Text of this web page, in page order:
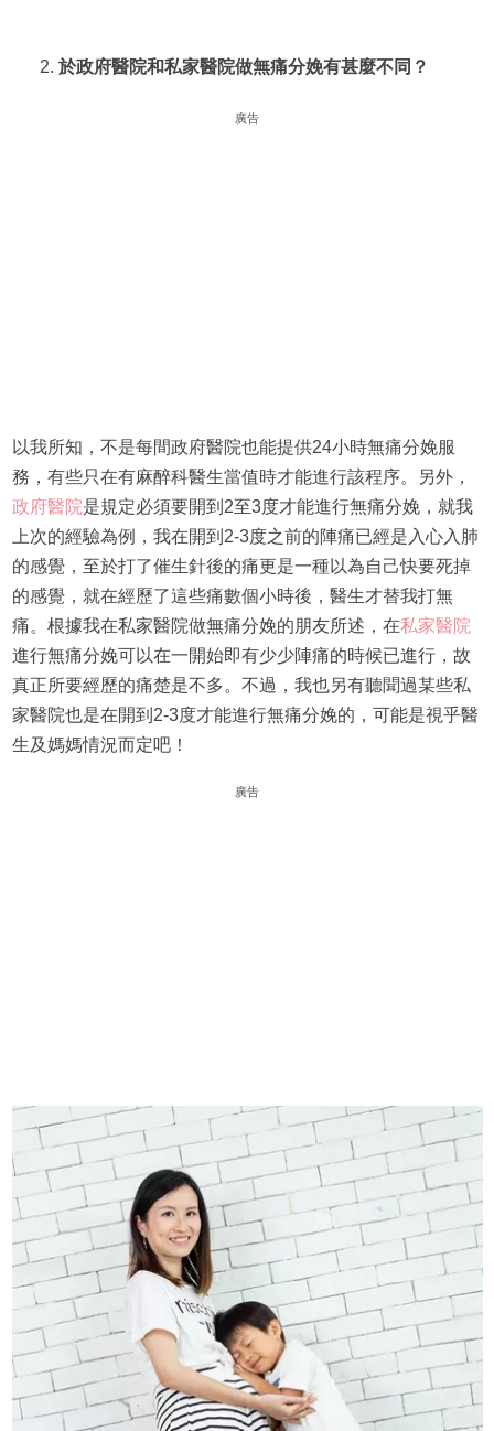
於政府醫院和私家醫院做無痛分娩有甚麼不同？
廣告
以我所知，不是每間政府醫院也能提供24小時無痛分娩服
務，有些只在有麻醉科醫生當值時才能進行該程序。另外，
政府醫院是規定必須要開到2至3度才能進行無痛分娩，就我
上次的經驗為例，我在開到2-3度之前的陣痛已經是入心入肺
的感覺，至於打了催生針後的痛更是一種以為自己快要死掉
的感覺，就在經歷了這些痛數個小時後，醫生才替我打無
痛。根據我在私家醫院做無痛分娩的朋友所述，在私家醫院
進行無痛分娩可以在一開始即有少少陣痛的時候已進行，故
真正所要經歷的痛楚是不多。不過，我也另有聽聞過某些私
家醫院也是在開到2-3度才能進行無痛分娩的，可能是視乎醫
生及媽媽情況而定吧！
廣告